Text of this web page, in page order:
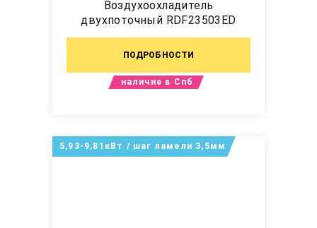
Воздухоохладитель
двухпоточный RDF23503ED
ПОДРОБНОСТИ
наличие в Спб
5,93-9,81кВт / шаг ламели 3,5мм